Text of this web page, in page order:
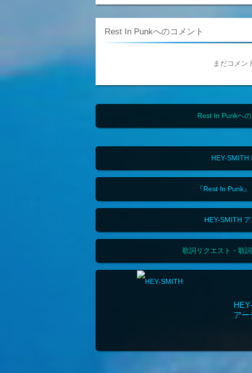
Rest In Punkへのコメント
まだコメン
Rest In Punkへ
HEY-SMITH
『Rest In Punk
HEY-SMITH
歌詞リクエスト・歌
アー